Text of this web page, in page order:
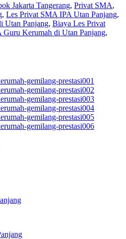
Jakarta Tangerang, Privat SMA,
, Les Privat SMA IPA Utan Panjang,
Utan Panjang, Biaya Les Privat
Guru Kerumah di Utan Panjang,